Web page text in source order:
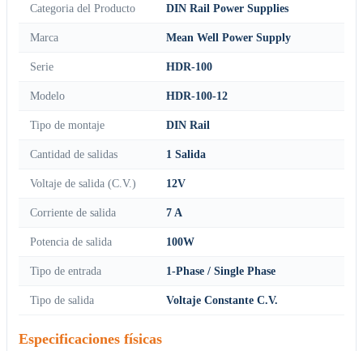
Categoria del Producto DIN Rail Power Supplies
Marca Mean Well Power Supply
Serie HDR-100
Modelo HDR-100-12
Tipo de montaje DIN Rail
Cantidad de salidas 1 Salida
Voltaje de salida (C.V.) 12V
Corriente de salida 7 A
Potencia de salida 100W
Tipo de entrada 1-Phase / Single Phase
Tipo de salida Voltaje Constante C.V.
Especificaciones físicas